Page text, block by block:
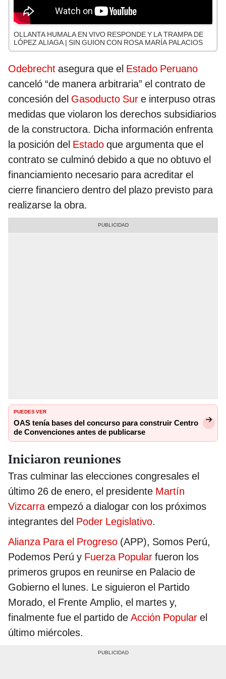
OLLANTA HUMALA EN VIVO RESPONDE Y LA TRAMPA DE
LÓPEZ ALIAGA | SIN GUION CON ROSA MARÍA PALACIOS
Odebrecht asegura que el Estado Peruano
canceló “de manera arbitraria” el contrato de
concesión del Gasoducto Sur e interpuso otras
medidas que violaron los derechos subsidiarios
de la constructora. Dicha información enfrenta
la posición del Estado que argumenta que el
contrato se culminó debido a que no obtuvo el
financiamiento necesario para acreditar el
cierre financiero dentro del plazo previsto para
realizarse la obra.
PUEDES VER
OAS tenía bases del concurso para construir Centro
de Convenciones antes de publicarse
Iniciaron reuniones
Tras culminar las elecciones congresales el
último 26 de enero, el presidente Martín
Vizcarraempezó a dialogar con los próximos
integrantes del Poder Legislativo.
Alianza Para el Progreso (APP), Somos Perú,
Podemos Perú y Fuerza Popular fueron los
primeros grupos en reunirse en Palacio de
Gobierno el lunes. Le siguieron el Partido
Morado, el Frente Amplio, el martes y,
finalmente fue el partido de Acción Popular el
último miércoles.